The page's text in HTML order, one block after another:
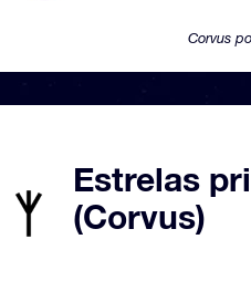
Corvus
Estrelas
(Corvus)